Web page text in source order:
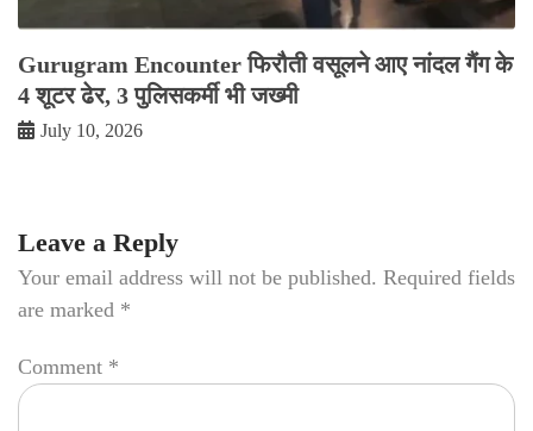
Gurugram Encounter फिरौती वसूलने आए नांदल गैंग के
4 शूटर ढेर, 3 पुलिसकर्मी भी जख्मी
July 10, 2026
Leave a Reply
Your email address will not be published. Required fields
are marked *
Comment *